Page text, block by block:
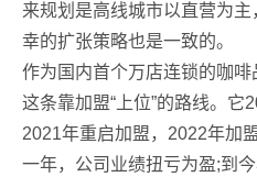
来规划是高线城市以直营为
幸的扩张策略也是一致的。
作为国内首个万店连锁的咖
这条靠加盟“上位”的路线。它
2021年重启加盟，2022年加
一年，公司业绩扭亏为盈;到